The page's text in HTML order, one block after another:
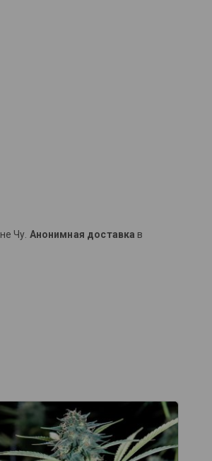
Чу. Анонимная доставка в